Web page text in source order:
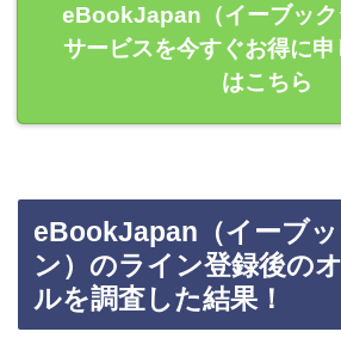
eBookJapan（イーブック
サービスを今すぐお得に
はこちら
eBookJapan（イーブ
ン）のライン登録後の
ルを調査した結果！